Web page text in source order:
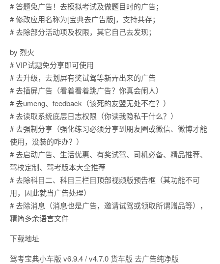
# 答题免广告！去模拟考试及做题目时的广告；
# 修改应用名称为[宝典去广告版]，支持共存；
# 去除部分活动项及权限，其它自己去发现；
by 烈火
# VIP试题免分享即可使用
# 去升级，去划屏有奖试驾等新弄出来的广告
# 去插屏广告（看着看着跳广告？你真会闹人）
# 去umeng、feedback（该死的友盟无处不在？）
# 去读取系统底层日志权限（你读我隐私干什么？）
# 去强制分享（强化练习必须分享到朋友圈或微信、微博才能
使用，没装的咋办？）
# 去启动广告、生活优惠、有奖试驾、司机必备、精品推荐、
驾校定制、驾考版本大全推荐
# 去除科目二、科目三栏目顶部视频版预告框（其功能不可
用，因此就当广告处理）
# 去除消息（消息也是广告，邀请试驾或领取所谓赠品等），
精简多余语言文件
下载地址
驾考宝典小车版 v6.9.4 / v4.7.0 货车版 去广告纯净版